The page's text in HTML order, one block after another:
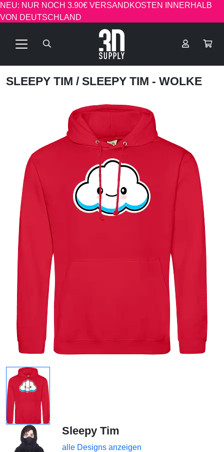
NEU: NUR NOCH 3.90€ VERSANDKOSTEN INNERHALB
VON DEUTSCHLAND
SLEEPY TIM / SLEEPY TIM - WOLKE
Sleepy Tim
alle Designs anzeigen